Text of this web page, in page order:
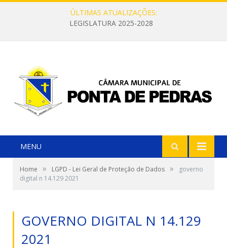
ÚLTIMAS ATUALIZAÇÕES:
LEGISLATURA 2025-2028
MENU
Home » LGPD - Lei Geral de Proteção de Dados »
governo
digital n 14.129 2021
GOVERNO DIGITAL N 14.129
2021